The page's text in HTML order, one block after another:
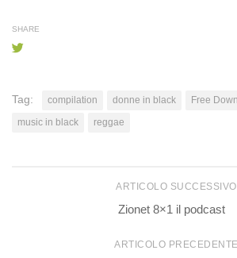
SHARE
Tag: compilation donne in black Free
music in black
reggae
ARTICOLO SUCCESSIVO
Zionet 8×1 il podcast
ARTICOLO PRECEDENTE